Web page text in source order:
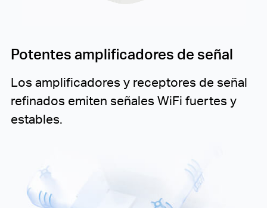
Potentes amplificadores de señal
Los amplificadores y receptores de señal
refinados emiten señales WiFi fuertes y
estables.